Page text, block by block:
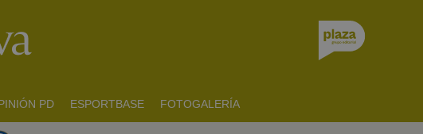
PD ESPORTBASE FOTOGALERÍA